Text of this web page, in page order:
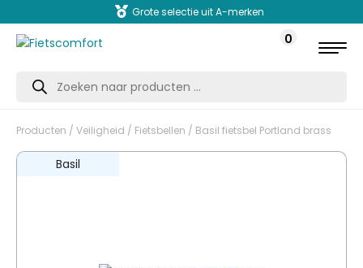
Grote selectie uit A-merken
0
Producten
zoeken
Producten / Veiligheid / Fietsbellen / Basil fietsbel Portland brass
Basil